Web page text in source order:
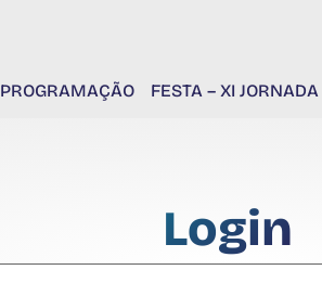
PROGRAMAÇÃO FESTA – XI JORNADA
Login